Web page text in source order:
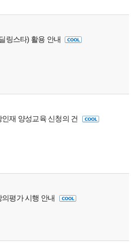
링스타) 활용 안내
재 양성교육 신청의 건
평가 시행 안내